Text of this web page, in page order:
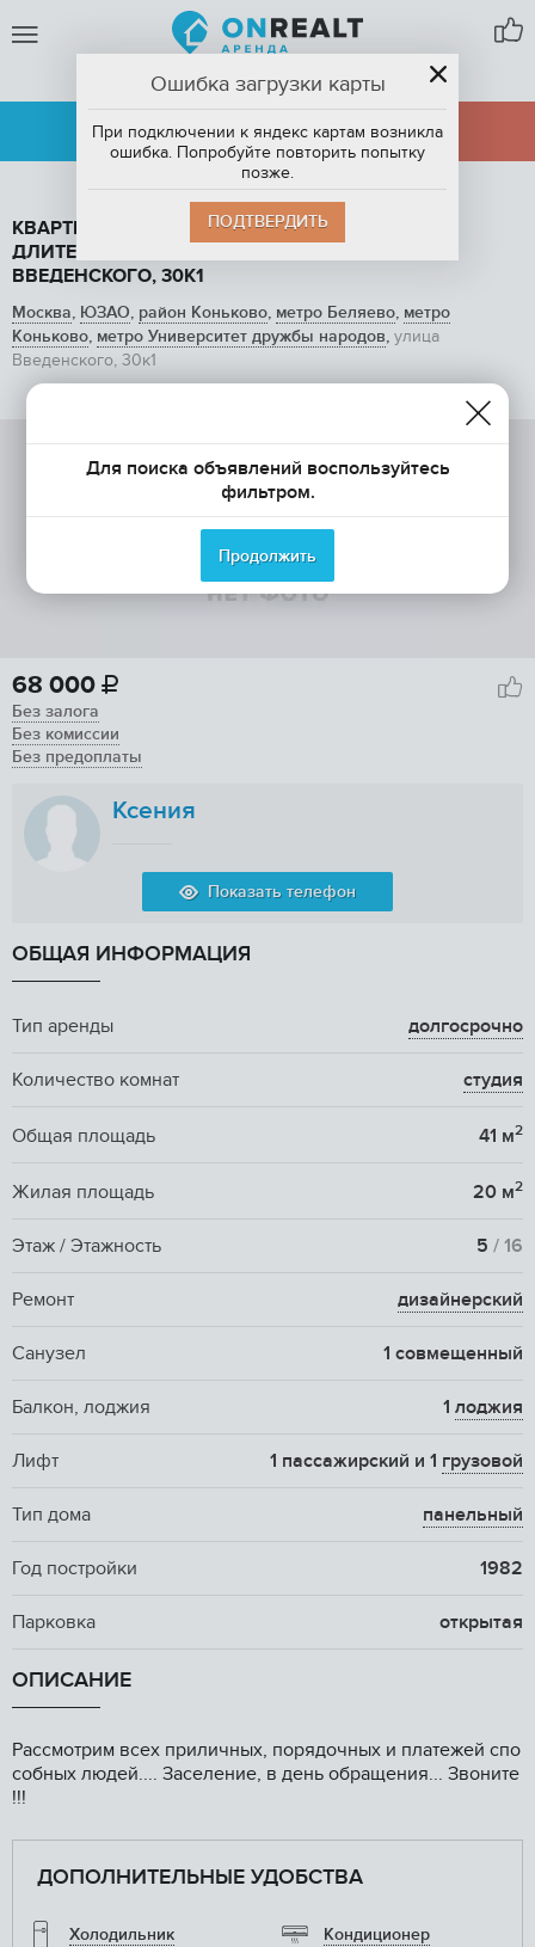
МОСКВА
АРЕНДА
ПРОДАЖА
КВАРТИРА СТУДИЯ, 41 М2, В АРЕНДУ НА
ДЛИТЕЛЬНЫЙ СРОК В МОСКВЕ, УЛИЦА
ВВЕДЕНСКОГО, 30К1
Москва, ЮЗАО, район Коньково, метро Беляево, метро
Коньково, метро Университет дружбы народов, улица
Введенского, 30к1
68 000 
Без залога
Без комиссии
Без предоплаты
Ксения
Показать телефон
ОБЩАЯ ИНФОРМАЦИЯ
Тип аренды долгосрочно
Количество комнат студия
Общая площадь 41 м2
Жилая площадь 20 м2
Этаж / Этажность 5 / 16
Ремонт дизайнерский
Санузел 1 совмещенный
Балкон, лоджия 1 лоджия
Лифт 1 пассажирский и 1 грузовой
Тип дома панельный
Год постройки 1982
Парковка открытая
ОПИСАНИЕ
Рассмотрим всех приличных, порядочных и платежей спо
собных людей.... Заселение, в день обращения... Звоните
!!!
ДОПОЛНИТЕЛЬНЫЕ УДОБСТВА
Холодильник Кондиционер
Ошибка загрузки карты
При подключении к яндекс картам возникла
ошибка. Попробуйте повторить попытку
позже.
ПОДТВЕРДИТЬ
Для поиска объявлений воспользуйтесь
фильтром.
Продолжить